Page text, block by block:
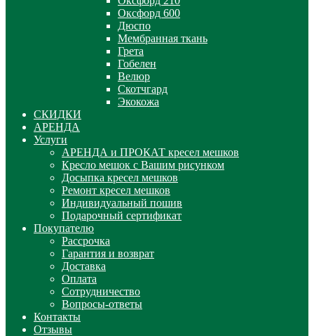
Оксфорд 600
Дюспо
Мембранная ткань
Грета
Гобелен
Велюр
Скотчгард
Экокожа
СКИДКИ
АРЕНДА
Услуги
АРЕНДА и ПРОКАТ кресел мешков
Кресло мешок с Вашим рисунком
Досыпка кресел мешков
Ремонт кресел мешков
Индивидуальный пошив
Подарочный сертификат
Покупателю
Рассрочка
Гарантия и возврат
Доставка
Оплата
Сотрудничество
Вопросы-ответы
Контакты
Отзывы